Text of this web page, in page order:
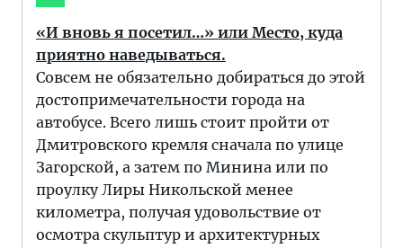
«И вновь я посетил…» или Место, куда
приятно наведываться.
Совсем не обязательно добираться до этой
достопримечательности города на
автобусе. Всего лишь стоит пройти от
Дмитровского кремля сначала по улице
Загорской, а затем по Минина или по
проулку Лиры Никольской менее
километра, получая удовольствие от
осмотра скульптур и архитектурных